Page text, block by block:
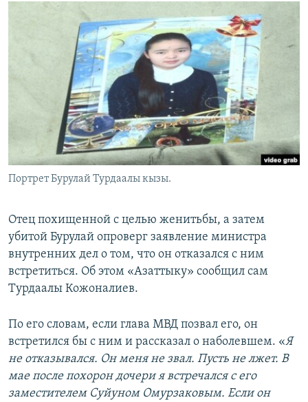
TÜRKMENÇE
Все сайты РСЕ/РС
Портрет Бурулай Турдаалы кызы.
Отец похищенной с целью женитьбы, а затем
убитой Бурулай опроверг заявление министра
внутренних дел о том, что он отказался с ним
встретиться. Об этом «Азаттыку» сообщил сам
Турдаалы Кожоналиев.
По его словам, если глава МВД позвал его, он
встретился бы с ним и рассказал о наболевшем. «Я
не отказывался. Он меня не звал. Пусть не лжет. В
мае после похорон дочери я встречался с его
заместителем Суйуном Омурзаковым. Если он